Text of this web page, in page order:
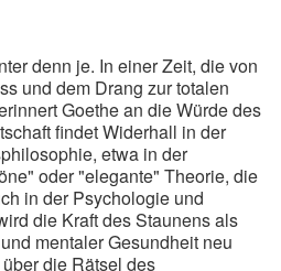
denn je. In einer Zeit, die von
und dem Drang zur totalen
Goethe an die Würde des
findet Widerhall in der
etwa in der
oder "elegante" Theorie, die
in der Psychologie und
die Kraft des Staunens als
mentaler Gesundheit neu
die Rätsel des